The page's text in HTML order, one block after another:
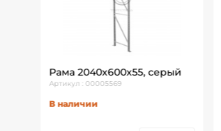
Рама 2040х600х55, серый
Артикул : 00005569
В наличии